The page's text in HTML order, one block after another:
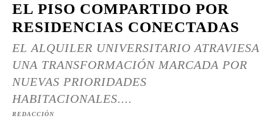
EL PISO COMPARTIDO POR
RESIDENCIAS CONECTADAS
EL ALQUILER UNIVERSITARIO ATRAVIESA
UNA TRANSFORMACIÓN MARCADA POR
NUEVAS PRIORIDADES
HABITACIONALES....
REDACCIÓN